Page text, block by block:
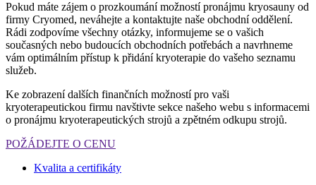
Pokud máte zájem o prozkoumání možností pronájmu kryosauny od
firmy Cryomed, neváhejte a kontaktujte naše obchodní oddělení.
Rádi zodpovíme všechny otázky, informujeme se o vašich
současných nebo budoucích obchodních potřebách a navrhneme
vám optimálním přístup k přidání kryoterapie do vašeho seznamu
služeb.
Ke zobrazení dalších finančních možností pro vaši
kryoterapeutickou firmu navštivte sekce našeho webu s informacemi
o pronájmu kryoterapeutických strojů a zpětném odkupu strojů.
POŽÁDEJTE O CENU
Kvalita a certifikáty